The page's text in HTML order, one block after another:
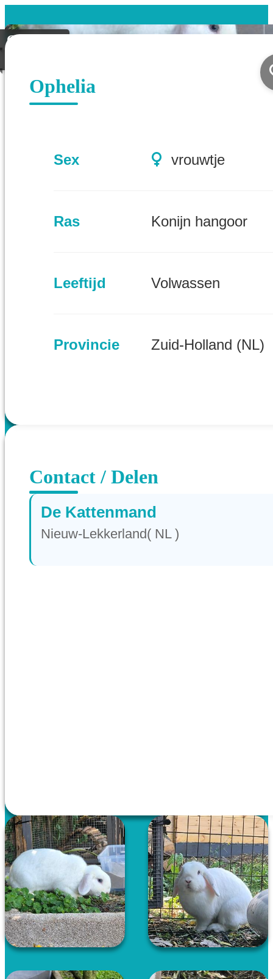
Gevonden
Ophelia
Sex vrouwtje
Ras Konijn hangoor
Leeftijd Volwassen
Provincie Zuid-Holland (NL)
Contact / Delen
De Kattenmand
Nieuw-Lekkerland( NL )